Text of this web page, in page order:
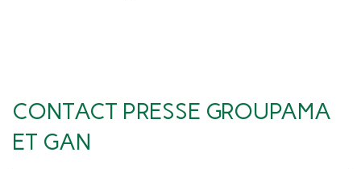
CONTACT PRESSE GROUPAMA
ET GAN